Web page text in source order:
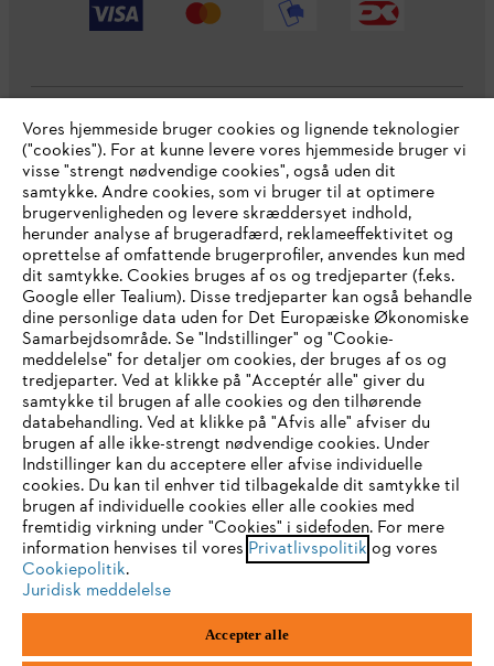
Virksomheden
STIHL FAQ
Service
Generelle vilkår og betingelser Privatlivspolitik
Juridisk meddelelse Cookies
Juridisk information
1st floor
IHR BROWSER WIRD NICHT
UNTERSTÜTZT
Sie nutzen einen Browser, den wir noch nicht unterstützen. Für
eine optimale Nutzung unserer Seite empfehlen wir Ihnen, zu
einem der folgenden Browser zu wechseln:
Firefox Chrome
Vores hjemmeside bruger cookies og lignende teknologier
("cookies"). For at kunne levere vores hjemmeside bruger vi
visse "strengt nødvendige cookies", også uden dit
samtykke. Andre cookies, som vi bruger til at optimere
brugervenligheden og levere skræddersyet indhold,
herunder analyse af brugeradfærd, reklameeffektivitet og
oprettelse af omfattende brugerprofiler, anvendes kun med
dit samtykke. Cookies bruges af os og tredjeparter (f.eks.
Google eller Tealium). Disse tredjeparter kan også behandle
dine personlige data uden for Det Europæiske Økonomiske
Samarbejdsområde. Se "Indstillinger" og "Cookie-
meddelelse" for detaljer om cookies, der bruges af os og
tredjeparter. Ved at klikke på "Acceptér alle" giver du
samtykke til brugen af alle cookies og den tilhørende
databehandling. Ved at klikke på "Afvis alle" afviser du
brugen af alle ikke-strengt nødvendige cookies. Under
Indstillinger kan du acceptere eller afvise individuelle
cookies. Du kan til enhver tid tilbagekalde dit samtykke til
brugen af individuelle cookies eller alle cookies med
fremtidig virkning under "Cookies" i sidefoden. For mere
information henvises til vores Privatlivspolitik og vores
Cookiepolitik.
Juridisk meddelelse
Accepter alle